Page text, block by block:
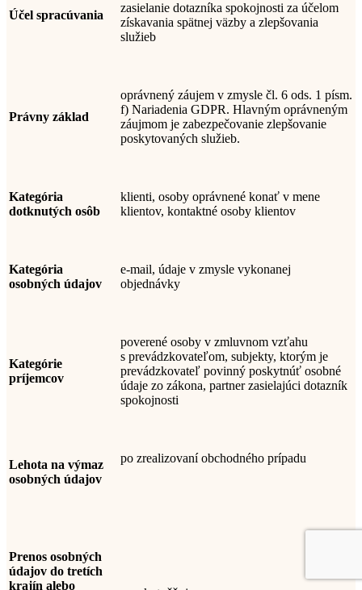
Účel spracúvania
zasielanie dotazníka spokojnosti za účelom
získavania spätnej väzby a zlepšovania
služieb
Právny základ
oprávnený záujem v zmysle čl. 6 ods. 1 písm.
f) Nariadenia GDPR. Hlavným oprávneným
záujmom je zabezpečovanie zlepšovanie
poskytovaných služieb.
Kategória
dotknutých osôb
klienti, osoby oprávnené konať v mene
klientov, kontaktné osoby klientov
Kategória
osobných údajov
e-mail, údaje v zmysle vykonanej
objednávky
Kategórie
príjemcov
poverené osoby v zmluvnom vzťahu
s prevádzkovateľom, subjekty, ktorým je
prevádzkovateľ povinný poskytnúť osobné
údaje zo zákona, partner zasielajúci dotazník
spokojnosti
Lehota na výmaz
osobných údajov
po zrealizovaní obchodného prípadu
Prenos osobných
údajov do tretích
krajín alebo